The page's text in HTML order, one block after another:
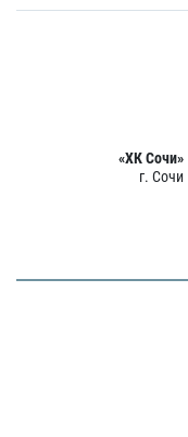
«ХК Сочи»
г. Сочи